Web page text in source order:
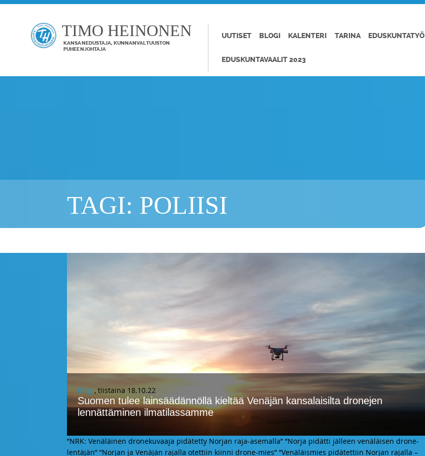
TIMO HEINONEN
KANSANEDUSTAJA, KUNNANVALTUUSTON
PUHEENJOHTAJA
UUTISET BLOGI KALENTERI TARINA EDUSKUNTATYÖ
EDUSKUNTAVAALIT 2023
TAGI: POLIISI
Blogi, tiistaina 18.10.22
Suomen tulee lainsäädännöllä kieltää Venäjän kansalaisilta dronejen
lennättäminen ilmatilassamme
”NRK: Venäläinen dronekuvaaja pidätetty Norjan raja-asemalla” ”Norja pidätti jälleen venäläisen drone-
lentäjän” ”Norjan ja Venäjän rajalla otettiin kiinni drone-mies” ”Venäläismies pidätettiin Norjan rajalla –